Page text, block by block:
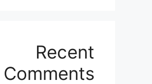
Recent
Comments